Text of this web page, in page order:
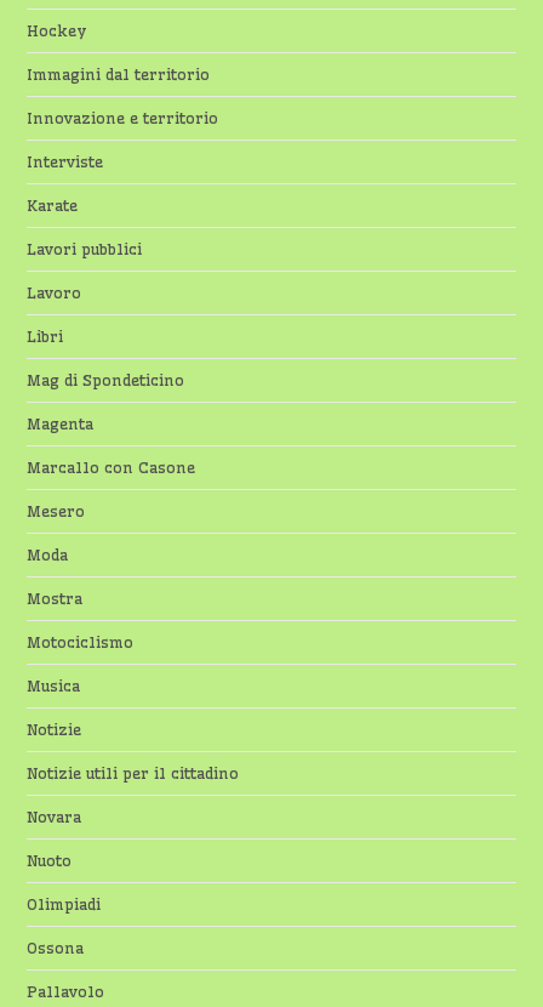
Hockey
Immagini dal territorio
Innovazione e territorio
Interviste
Karate
Lavori pubblici
Lavoro
Libri
Mag di Spondeticino
Magenta
Marcallo con Casone
Mesero
Moda
Mostra
Motociclismo
Musica
Notizie
Notizie utili per il cittadino
Novara
Nuoto
Olimpiadi
Ossona
Pallavolo